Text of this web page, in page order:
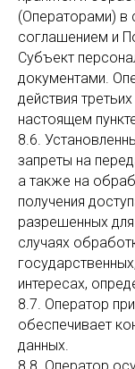
(Операторами) в
соглашением и
Субъект
документами.
действия
настоящем
8.6.
запреты на
а также на
получения
разрешенных
случаях
интересах,
8.7. Оператор
обеспечивает
данных.